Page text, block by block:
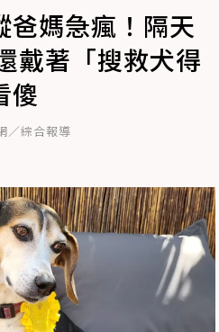
爸媽急瘋！隔天
戴著「搜救犬得
傻
／綜合報導